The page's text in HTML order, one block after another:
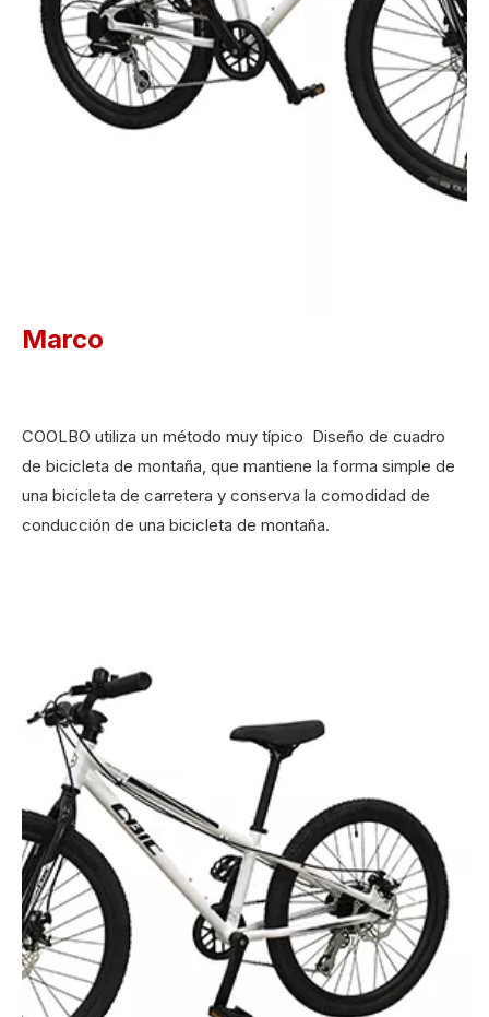
Marco
COOLBO utiliza un método muy típico Diseño de cuadro
de bicicleta de montaña, que mantiene la forma simple de
una bicicleta de carretera y conserva la comodidad de
conducción de una bicicleta de montaña.